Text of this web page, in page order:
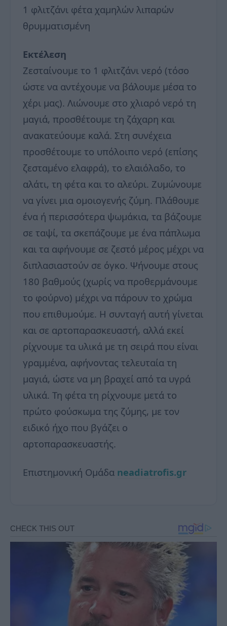
1 φλιτζάνι φέτα χαμηλών λιπαρών
θρυμματισμένη
Εκτέλεση
Ζεσταίνουμε το 1 φλιτζάνι νερό (τόσο
ώστε να αντέχουμε να βάλουμε μέσα το
χέρι μας). Λιώνουμε στο χλιαρό νερό τη
μαγιά, προσθέτουμε τη ζάχαρη και
ανακατεύουμε καλά. Στη συνέχεια
προσθέτουμε το υπόλοιπο νερό (επίσης
ζεσταμένο ελαφρά), το ελαιόλαδο, το
αλάτι, τη φέτα και το αλεύρι. Ζυμώνουμε
να γίνει μια ομοιογενής ζύμη. Πλάθουμε
ένα ή περισσότερα ψωμάκια, τα βάζουμε
σε ταψί, τα σκεπάζουμε με ένα πάπλωμα
και τα αφήνουμε σε ζεστό μέρος μέχρι να
διπλασιαστούν σε όγκο. Ψήνουμε στους
180 βαθμούς (χωρίς να προθερμάνουμε
το φούρνο) μέχρι να πάρουν το χρώμα
που επιθυμούμε. Η συνταγή αυτή γίνεται
και σε αρτοπαρασκευαστή, αλλά εκεί
ρίχνουμε τα υλικά με τη σειρά που είναι
γραμμένα, αφήνοντας τελευταία τη
μαγιά, ώστε να μη βραχεί από τα υγρά
υλικά. Τη φέτα τη ρίχνουμε μετά το
πρώτο φούσκωμα της ζύμης, με τον
ειδικό ήχο που βγάζει ο
αρτοπαρασκευαστής.
Επιστημονική Ομάδα neadiatrofis.gr